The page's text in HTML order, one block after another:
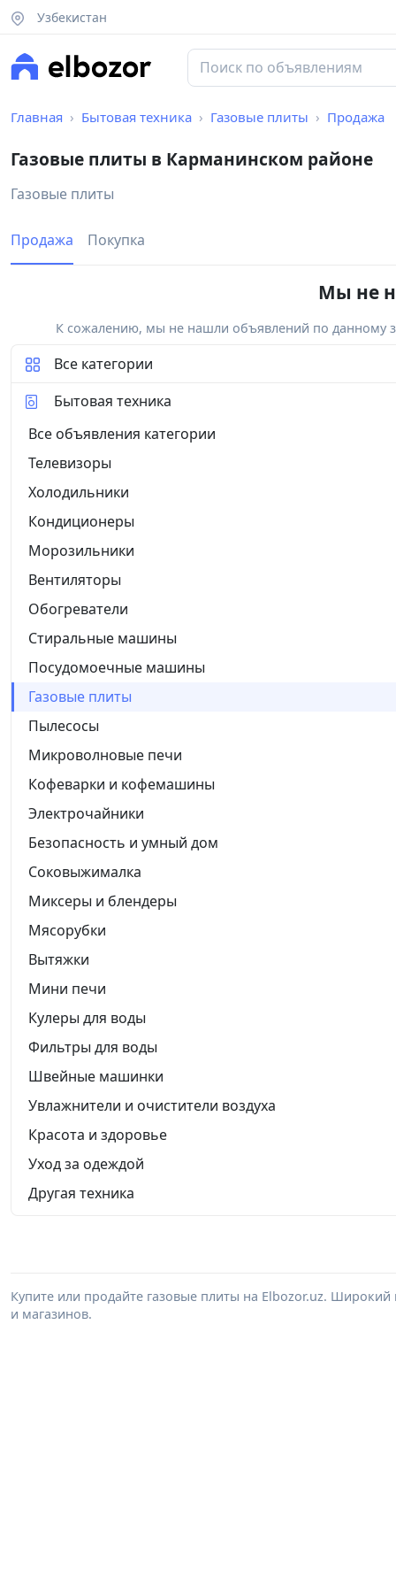
Узбекистан
Главная Бытовая техника Газовые плиты Продажа
Газовые плиты в Карманинском районе
Газовые плиты
Продажа Покупка
Мы не
К сожалению, мы не нашли объявлений по данному
Все категории
Бытовая техника
Все объявления категории
Телевизоры
Холодильники
Кондиционеры
Морозильники
Вентиляторы
Обогреватели
Стиральные машины
Посудомоечные машины
Газовые плиты
Пылесосы
Микроволновые печи
Кофеварки и кофемашины
Электрочайники
Безопасность и умный дом
Соковыжималка
Миксеры и блендеры
Мясорубки
Вытяжки
Мини печи
Кулеры для воды
Фильтры для воды
Швейные машинки
Увлажнители и очистители воздуха
Красота и здоровье
Уход за одеждой
Другая техника
Купите или продайте газовые плиты на Elbozor.uz.
и магазинов.